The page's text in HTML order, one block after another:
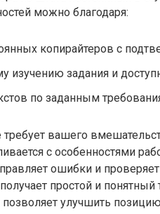
можно благодаря:
копирайтеров с
изучению задания и
по заданным
требует вашего
с особенностями
ошибки и
простой и
улучшить